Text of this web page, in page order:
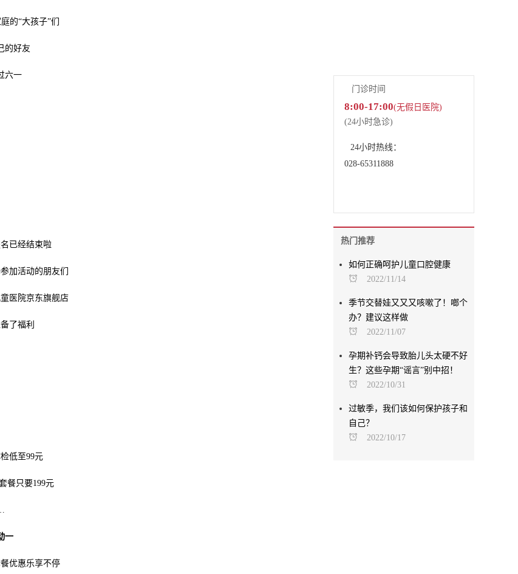
的“大孩子”们
的好友
六一
已经结束啦
加活动的朋友们
医院京东旗舰店
了福利
低至99元
餐只要199元
一
优惠乐享不停
门诊时间
8:00-17:00(无假日医院)
(24小时急诊)
24小时热线：
028-65311888
热门推荐
如何正确呵护儿童口腔健康
2022/11/14
季节交替娃又又又咳嗽了！啷个
办？建议这样做
2022/11/07
孕期补钙会导致胎儿头太硬不好
生？这些孕期“谣言”别中招！
2022/10/31
过敏季，我们该如何保护孩子和
自己？
2022/10/17